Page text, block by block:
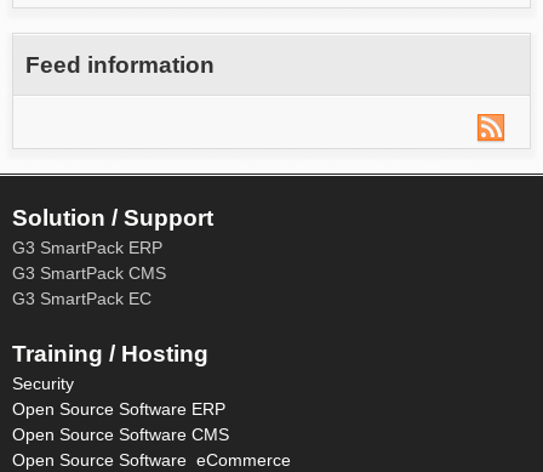
Feed information
Solution / Support
G3 SmartPack ERP
G3 SmartPack CMS
G3 SmartPack EC
Training / Hosting
Security
Open Source Software ERP
Open Source Software CMS
Open Source Software eCommerce